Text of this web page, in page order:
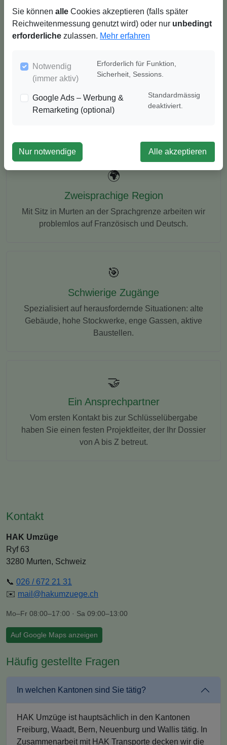
👷 Geschulte & versicherte Teams
📦 Privat- & Firmenumzüge
🌍
Zweisprachige Region
Mit Sitz in Murten an der Sprachgrenze arbeiten wir
problemlos auf Französisch und Deutsch.
🎯
Schwierige Zugänge
Spezialisiert auf herausfordernde Situationen: alte
Gebäude, hohe Stockwerke, enge Gassen, aktive
Baustellen.
🤝
Ein Ansprechpartner
Vom ersten Kontakt bis zur Schlüsselübergabe
haben Sie einen festen Projektleiter, der Ihr Dossier
von A bis Z betreut.
Kontakt
HAK Umzüge
Ryf 63
3280 Murten, Schweiz
📞 026 / 672 21 31
✉️ mail@hakumzuege.ch
Mo–Fr 08:00–17:00 · Sa 09:00–13:00
Auf Google Maps anzeigen
Häufig gestellte Fragen
In welchen Kantonen sind Sie tätig?
HAK Umzüge ist hauptsächlich in den Kantonen
Freiburg, Waadt, Bern, Neuenburg und Wallis tätig. In
Zusammenarbeit mit HAK Transporte decken wir die
Sie können alle Cookies akzeptieren (falls später
Reichweitenmessung genutzt wird) oder nur unbedingt
erforderliche zulassen. Mehr erfahren
Notwendig
(immer aktiv)
Erforderlich für Funktion,
Sicherheit, Sessions.
Google Ads – Werbung &
Remarketing (optional)
Standardmässig
deaktiviert.
Nur notwendige Alle akzeptieren